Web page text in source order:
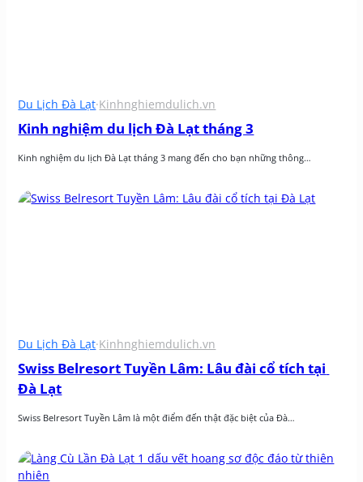
Du Lịch Đà Lạt·Kinhnghiemdulich.vn
Kinh nghiệm du lịch Đà Lạt tháng 3
Kinh nghiệm du lịch Đà Lạt tháng 3 mang đến cho bạn những thông…
Du Lịch Đà Lạt·Kinhnghiemdulich.vn
Swiss Belresort Tuyền Lâm: Lâu đài cổ tích tại
Đà Lạt
Swiss Belresort Tuyền Lâm là một điểm đến thật đặc biệt của Đà…